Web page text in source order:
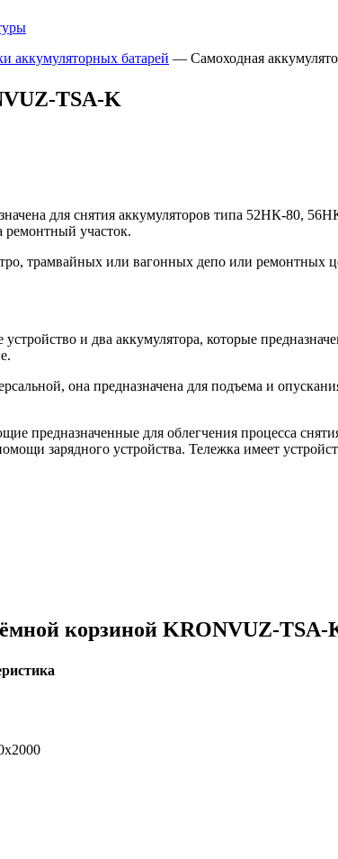
аккумуляторных батарей — Самоходная
TSA-K
для снятия аккумуляторов типа 52НК-80,
ремонтный участок.
трамвайных или вагонных депо или ремонтных
и два аккумулятора, которые
она предназначена для подъема и
предназначенные для облегчения процесса
зарядного устройства. Тележка имеет
корзиной KRONVUZ-TSA-